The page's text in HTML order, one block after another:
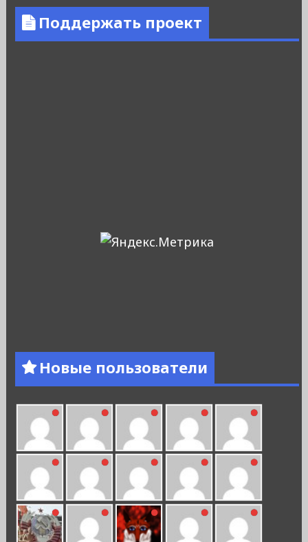
Поддержать проект
Новые пользователи